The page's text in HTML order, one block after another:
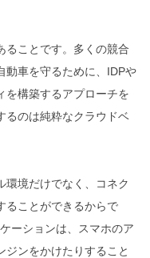
ことです。多くの競合
動車を守るために、IDPや
を構築するアプローチを
るのは純粋なクラウドベ
境だけでなく、コネク
ることができるからで
ーションは、スマホのア
ジンをかけたりすること